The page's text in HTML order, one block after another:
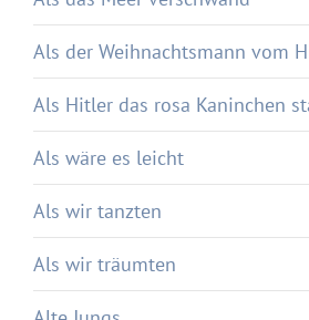
Als der Weihnachtsmann vom
Als Hitler das rosa Kaninchen
Als wäre es leicht
Als wir tanzten
Als wir träumten